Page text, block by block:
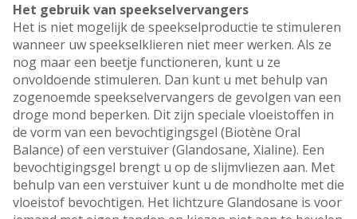
Het gebruik van speekselvervangers
Het is niet mogelijk de speekselproductie te stimuleren
wanneer uw speekselklieren niet meer werken. Als ze
nog maar een beetje functioneren, kunt u ze
onvoldoende stimuleren. Dan kunt u met behulp van
zogenoemde speekselvervangers de gevolgen van een
droge mond beperken. Dit zijn speciale vloeistoffen in
de vorm van een bevochtigingsgel (Biotène Oral
Balance) of een verstuiver (Glandosane, Xialine). Een
bevochtigingsgel brengt u op de slijmvliezen aan. Met
behulp van een verstuiver kunt u de mondholte met die
vloeistof bevochtigen. Het lichtzure Glandosane is voor